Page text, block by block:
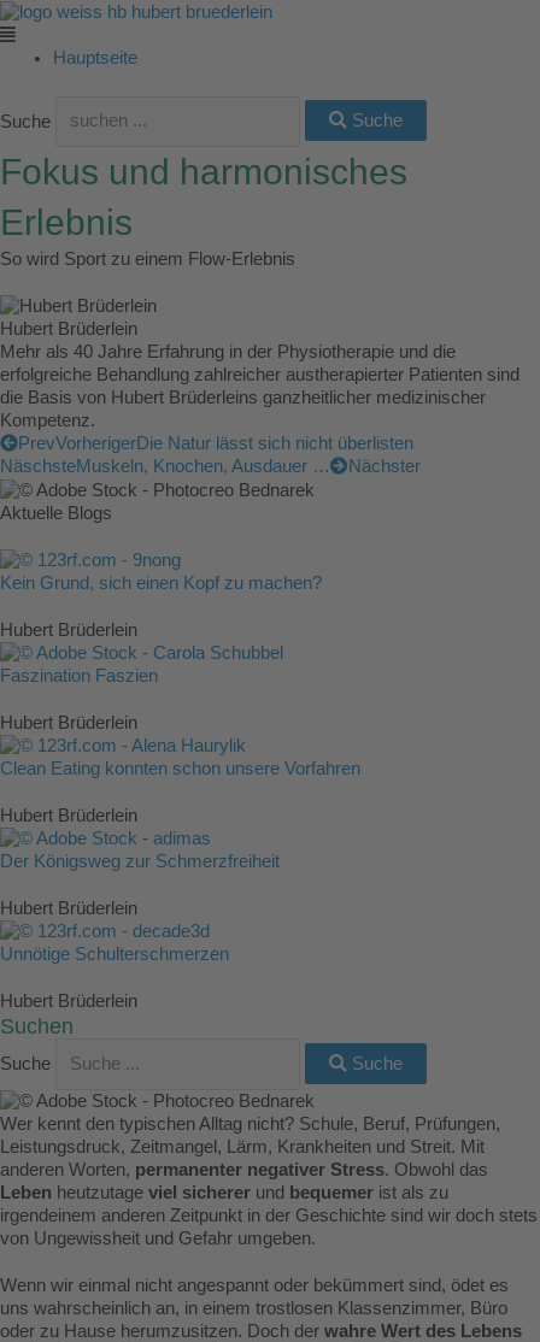
Zum
Inhalt
springen
Main
Menu
Hauptseite
Suche Suche
Fokus und harmonisches
Erlebnis
So wird Sport zu einem Flow-Erlebnis
Hubert Brüderlein
Mehr als 40 Jahre Erfahrung in der Physiotherapie und die
erfolgreiche Behandlung zahlreicher austherapierter Patienten sind
die Basis von Hubert Brüderleins ganzheitlicher medizinischer
Kompetenz.
PrevVorherigerDie Natur lässt sich nicht überlisten
NäschsteMuskeln, Knochen, Ausdauer … Nächster
Aktuelle Blogs
Kein Grund, sich einen Kopf zu machen?
Hubert Brüderlein
Faszination Faszien
Hubert Brüderlein
Clean Eating konnten schon unsere Vorfahren
Hubert Brüderlein
Der Königsweg zur Schmerzfreiheit
Hubert Brüderlein
Unnötige Schulterschmerzen
Hubert Brüderlein
Suchen
Suche Suche
Wer kennt den typischen Alltag nicht? Schule, Beruf, Prüfungen,
Leistungsdruck, Zeitmangel, Lärm, Krankheiten und Streit. Mit
anderen Worten, permanenter negativer Stress. Obwohl das
Leben heutzutage viel sicherer und bequemer ist als zu
irgendeinem anderen Zeitpunkt in der Geschichte sind wir doch stets
von Ungewissheit und Gefahr umgeben.
Wenn wir einmal nicht angespannt oder bekümmert sind, ödet es
uns wahrscheinlich an, in einem trostlosen Klassenzimmer, Büro
oder zu Hause herumzusitzen. Doch der wahre Wert des Lebens
Main
Menu
Main
Menu
Main
Menu
Main
Menu